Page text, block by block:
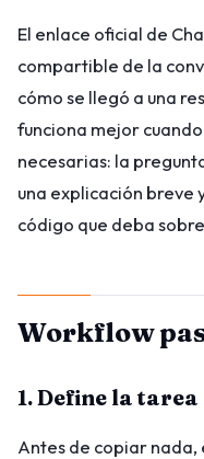
El enlace oficial de
compartible de la
cómo se llegó a una
funciona mejor
necesarias: la
una explicación breve
código que deba
Workflow
1. Define la
Antes de copiar nada,